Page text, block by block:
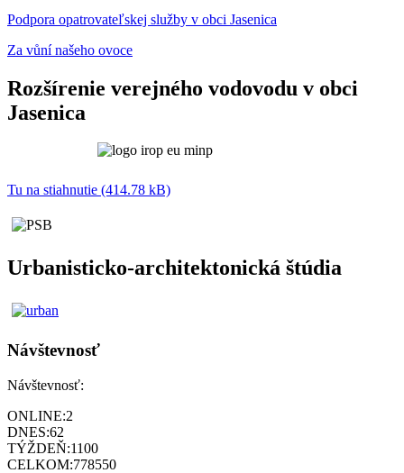
Podpora opatrovateľskej služby v obci Jasenica
Za vůní našeho ovoce
Rozšírenie verejného vodovodu v obci
Jasenica
Tu na stiahnutie (414.78 kB)
Urbanisticko-architektonická štúdia
Návštevnosť
Návštevnosť:
ONLINE:2
DNES:62
TÝŽDEŇ:1100
CELKOM:778550